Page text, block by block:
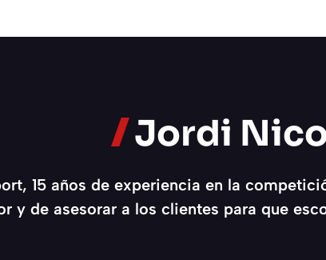
Jordi
15 años de experiencia en la
y de asesorar a los clientes para que